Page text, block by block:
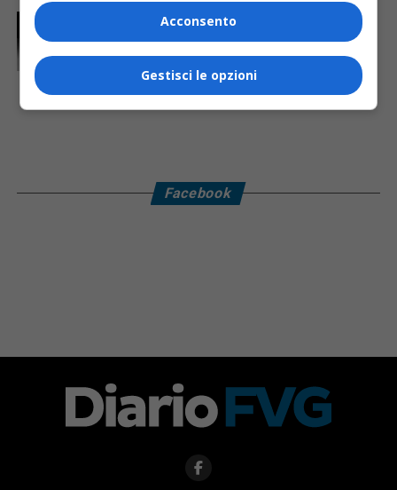
CRONACA & ATTUALITÀ 24 ore fa
Due terremoti in poche ore scuotono la Croazia: la
Facebook
Acconsento
Gestisci le opzioni